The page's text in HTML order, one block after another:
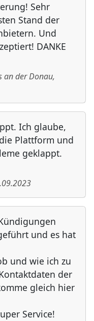
Sehr
Stand der
Und
DANKE
an der Donau,
Ich glaube,
Plattform und
geklappt.
und es hat
und wie ich zu
der
gleich hier
Service!